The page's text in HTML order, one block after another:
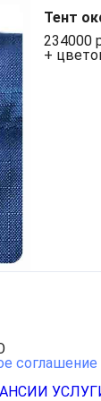
Тент
234000
+
соглашение